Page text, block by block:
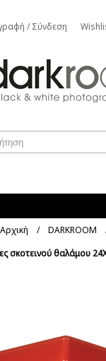
/ Σύνδεση
Αρχική / DARKROOM
σκοτεινού θαλάμου